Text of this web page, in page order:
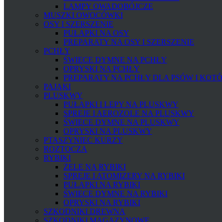
LAMPY OWADOBÓJCZE
MUSZKI OWOCÓWKI
OSY I SZERSZENIE
PUŁAPKI NA OSY
PREPARATY NA OSY I SZERSZENIE
PCHŁY
ŚWIECE DYMNE NA PCHŁY
OPRYSKI NA PCHŁY
PREPARATY NA PCHŁY DLA PSÓW I
PAJĄKI
PLUSKWY
PUŁAPKI I LEPY NA PLUSKWY
SPREJE I AEROZOLE NA PLUSKWY
ŚWIECE DYMNE NA PLUSKWY
OPRYSKI NA PLUSKWY
PTASZYNIEC KURZY
ROZTOCZA
RYBIKI
ŻELE NA RYBIKI
SPREJE I ATOMIZERY NA RYBIKI
PUŁAPKI NA RYBIKI
ŚWIECE DYMNE NA RYBIKI
OPRYSKI NA RYBIKI
SZKODNIKI DREWNA
SZKODNIKI MAGAZYNOWE